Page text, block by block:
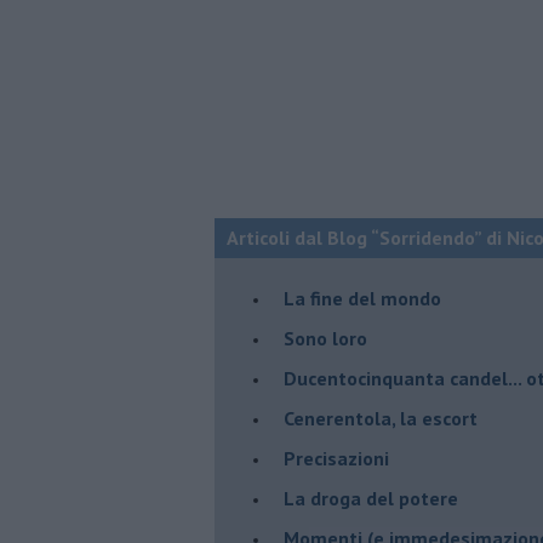
Articoli dal Blog “Sorridendo” di
La fine del mondo
Sono loro
Ducentocinquanta candel...
Cenerentola, la escort
Precisazioni
La droga del potere
Momenti (e